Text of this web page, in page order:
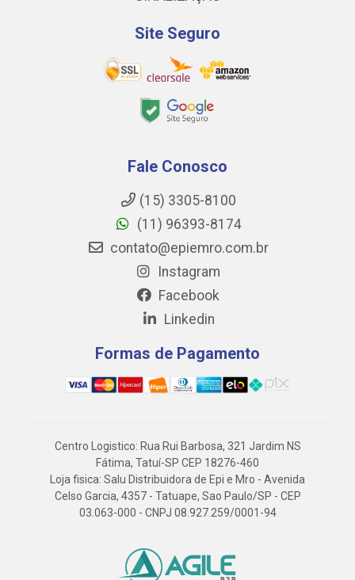
Site Seguro
Fale Conosco
(15) 3305-8100
(11) 96393-8174
contato@epiemro.com.br
Instagram
Facebook
Linkedin
Formas de Pagamento
Centro Logistico: Rua Rui Barbosa, 321 Jardim NS
Fátima, Tatuí-SP CEP 18276-460
Loja fisica: Salu Distribuidora de Epi e Mro - Avenida
Celso Garcia, 4357 - Tatuape, Sao Paulo/SP - CEP
03.063-000 - CNPJ 08.927.259/0001-94